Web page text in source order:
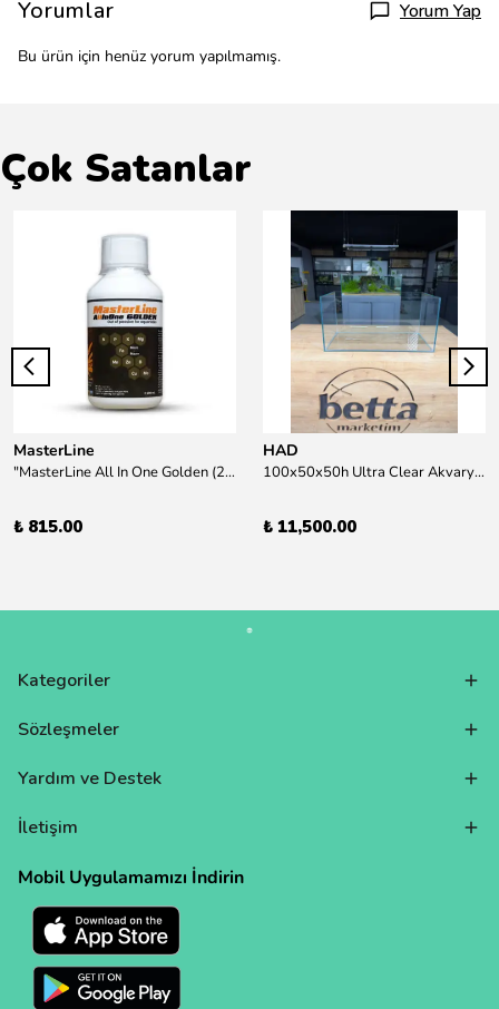
Yorumlar Yorum Yap
Bu ürün için henüz yorum yapılmamış.
Çok Satanlar
MasterLine
"MasterLine All In One Golden (200 ml) Daha yüksek zorluk derecesine sahip bitkiler için Özel formül Tam Besin "
₺ 815.00
HAD
100x50x50h Ultra Clear Akvaryum 10mm 90derece Birleşim /Sadece Otobüs Kargosu ile Gönderim Yapılır !
₺ 11,500.00
Kategoriler
Sözleşmeler
Yardım ve Destek
İletişim
Mobil Uygulamamızı İndirin